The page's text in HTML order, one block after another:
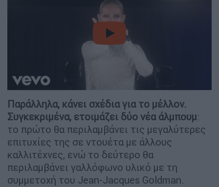
video
Παράλληλα, κάνει σχέδια για το μέλλον.
Συγκεκριμένα, ετοιμάζει δύο νέα άλμπουμ:
το πρώτο θα περιλαμβάνει τις μεγαλύτερες
επιτυχίες της σε ντουέτα με άλλους
καλλιτέχνες, ενώ το δεύτερο θα
περιλαμβάνει γαλλόφωνο υλικό με τη
συμμετοχή του Jean-Jacques Goldman.